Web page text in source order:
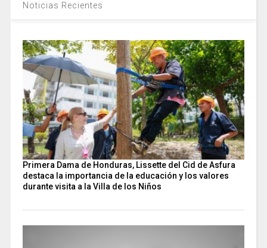
Noticias Recientes
Primera Dama de Honduras, Lissette del Cid de Asfura
destaca la importancia de la educación y los valores
durante visita a la Villa de los Niños